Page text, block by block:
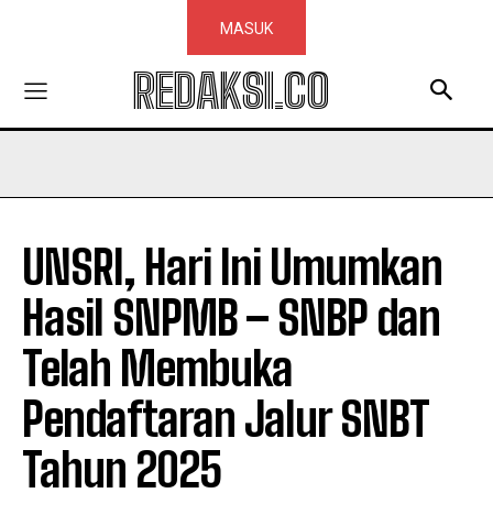
MASUK
REDAKSI.CO
UNSRI, Hari Ini Umumkan
Hasil SNPMB – SNBP dan
Telah Membuka
Pendaftaran Jalur SNBT
Tahun 2025